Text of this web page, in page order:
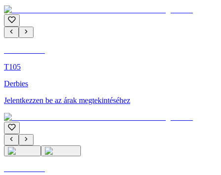
T105
Derbies
Jelentkezzen be az árak megtekintéséhez